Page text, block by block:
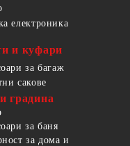
електроника
и куфари
за багаж
сакове
градина
за баня
за дома и